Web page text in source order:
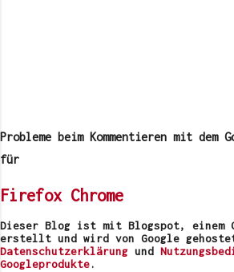
m
m
a
v
e
r
ö
Probleme beim Kommentieren mit dem
für
Firefox Chrome
Dieser Blog ist mit Blogspot, einem
erstellt und wird von Google
Datenschutzerklärung und
Googleprodukte.